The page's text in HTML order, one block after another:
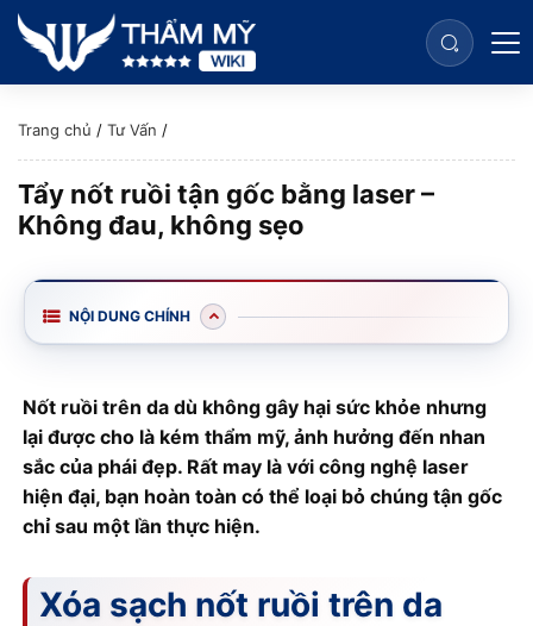
Trang chủ / Tư Vấn /
Tẩy nốt ruồi tận gốc bằng laser –
Không đau, không sẹo
NỘI DUNG CHÍNH
Nốt ruồi trên da dù không gây hại sức khỏe nhưng
lại được cho là kém thẩm mỹ, ảnh hưởng đến nhan
sắc của phái đẹp. Rất may là với công nghệ laser
hiện đại, bạn hoàn toàn có thể loại bỏ chúng tận gốc
chỉ sau một lần thực hiện.
Xóa sạch nốt ruồi trên da